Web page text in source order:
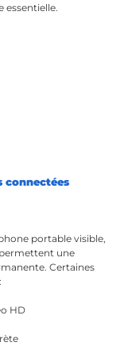
essentielle.
connectées
portable visible,
une
Certaines
HD